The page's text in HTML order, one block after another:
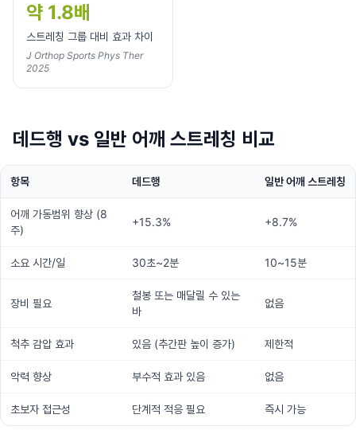
약 1.8배
스트레칭 그룹 대비 효과 차이
J Orthop Sports Phys Ther
2025
데드행 vs 일반 어깨 스트레칭 비교
항목 데드행 일반 어깨 스트레칭
어깨 가동범위 향상 (8
주)
+15.3% +8.7%
소요 시간/일 30초~2분 10~15분
장비 필요
철봉 또는 매달릴 수 있는
바
없음
척추 감압 효과 있음 (추간판 높이 증가) 제한적
악력 향상 부수적 효과 있음 없음
초보자 접근성 단계적 적응 필요 즉시 가능